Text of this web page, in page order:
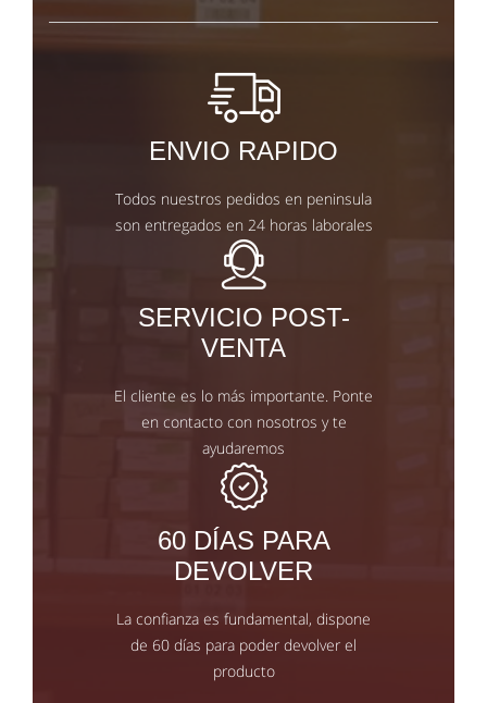
ENVIO RAPIDO
Todos nuestros pedidos en peninsula
son entregados en 24 horas laborales
SERVICIO POST-
VENTA
El cliente es lo más importante. Ponte
en contacto con nosotros y te
ayudaremos
60 DÍAS PARA
DEVOLVER
La confianza es fundamental, dispone
de 60 días para poder devolver el
producto